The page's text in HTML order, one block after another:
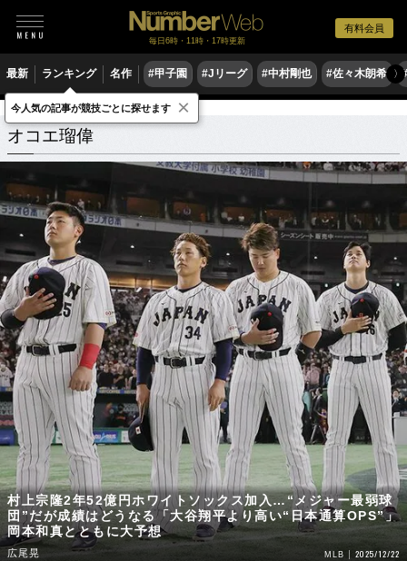
有料会員
毎日6時・11時・17時更新
最新 ランキング 名作 #甲子園 #Jリーグ #中村剛也 #佐々木朗希 〉
オコエ瑠偉 関連記事
オコエ瑠偉
村上宗隆2年52億円ホワイトソックス加入…“メジャー最弱球
団”だが成績はどうなる「大谷翔平より高い“日本通算OPS”」
岡本和真とともに大予想
広尾晃 MLB 2025/12/22
今人気の記事が競技ごとに探せます ×